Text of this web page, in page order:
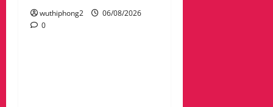
wuthiphong2
06/08/2026
0